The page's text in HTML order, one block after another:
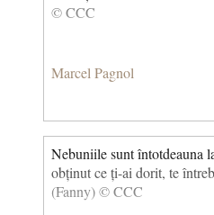
© CCC
Marcel Pagnol
Nebuniile sunt întotdeauna
obținut ce ți-ai dorit, te
(Fanny) © CCC